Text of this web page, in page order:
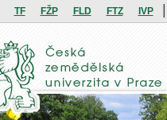
TF FŽP FLD FTZ IVP